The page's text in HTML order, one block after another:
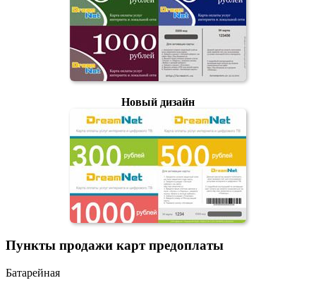
Новый дизайн
Пункты продажи карт предоплаты
Батарейная